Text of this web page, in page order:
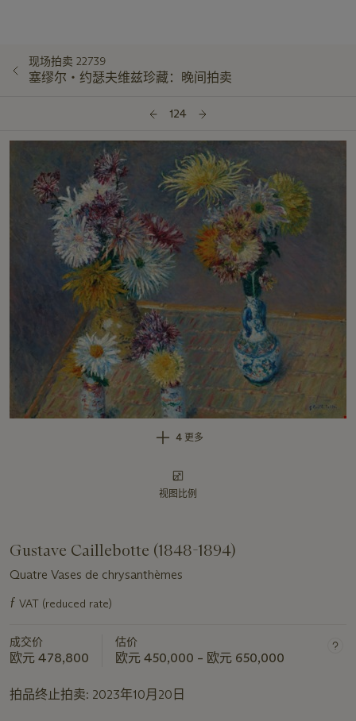
现场拍卖 22739
塞缪尔‧约瑟夫维兹珍藏：晚间拍卖
124
4 更多
视图比例
Gustave Caillebotte (1848-1894)
Quatre Vases de chrysanthèmes
关
此
拍
重
ƒ VAT (reduced rate)
成交价
欧元 478,800
估价
欧元 450,000 – 欧元 650,000
拍品终止拍卖: 2023年10月20日